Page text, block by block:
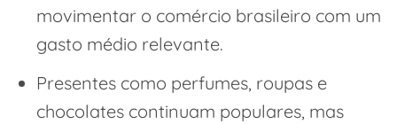
movimentar o comércio brasileiro com um
gasto médio relevante.
Presentes como perfumes, roupas e
chocolates continuam populares, mas